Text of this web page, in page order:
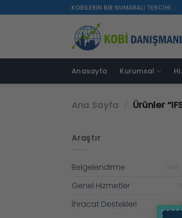
atla
KOBILERIN BIR NUMARALI TERCIHI...
Anasayfa Kurumsal
Ana Sayfa / Ürünler
Araştır
Belgelendirme
Genel Hizmetler
İhracat Destekleri